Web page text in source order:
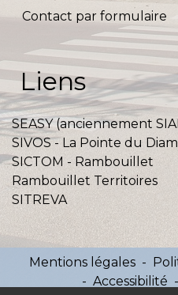
Contact par formulaire
Liens
SEASY (anciennement
SIVOS - La Pointe du
SICTOM - Rambouillet
Rambouillet Territoires
SITREVA
Mentions légales -
- Accessibilité -